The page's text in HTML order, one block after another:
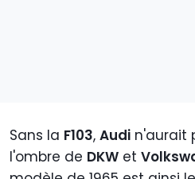
Sans la F103, Audi n'aurait
l'ombre de DKW et